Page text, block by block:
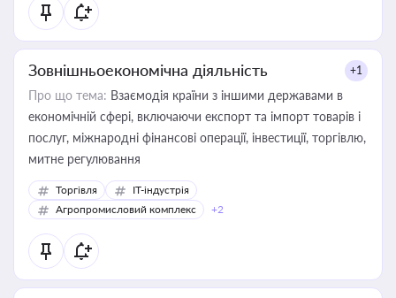
Зовнішньоекономічна діяльність +1
Про що тема: Взаємодія країни з іншими державами в
економічній сфері, включаючи експорт та імпорт товарів і
послуг, міжнародні фінансові операції, інвестиції, торгівлю,
митне регулювання
Торгівля
IT-індустрія
Агропромисловий комплекс
+2